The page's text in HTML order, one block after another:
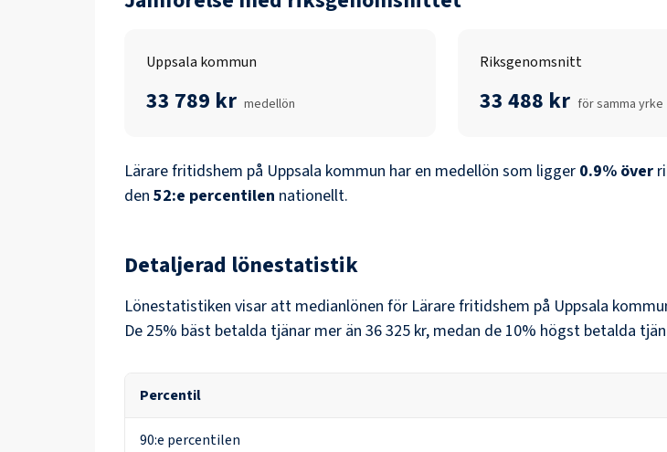
Uppsala kommun
33 789 kr medellön
Riksgenomsnitt
33 488 kr för samma yrke
Lärare fritidshem på Uppsala kommun har en medellön som ligger 0.9% över
den 52:e percentilen nationellt.
Detaljerad lönestatistik
Lönestatistiken visar att medianlönen för Lärare fritidshem på Uppsala
De 25% bäst betalda tjänar mer än 36 325 kr, medan de 10% högst betalda
Percentil
90:e percentilen